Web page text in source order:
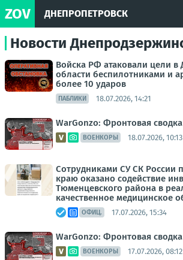
ZOV ДНЕПРОПЕТРОВСК
Новости
Войска РФ атаковали цели в
области беспилотниками и
более 10 ударов
ПАБЛИКИ 18.07.2026, 14:21
WarGonzo: Фронтовая
ВОЕНКОРЫ 18.07.2026, 10:13
Сотрудниками СУ СК России
краю оказано содействие
Тюменцевского района в
качественное медицинское
ОФИЦ. 17.07.2026, 15:34
WarGonzo: Фронтовая
ВОЕНКОРЫ 17.07.2026, 08:12